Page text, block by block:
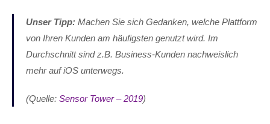
Unser Tipp: Machen Sie sich Gedanken, welche Plattform
von Ihren Kunden am häufigsten genutzt wird. Im
Durchschnitt sind z.B. Business-Kunden nachweislich
mehr auf iOS unterwegs.
(Quelle: Sensor Tower – 2019)